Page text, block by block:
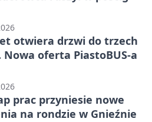
otwiera drzwi do trzech
Nowa oferta PiastoBUS-a
prac przyniesie nowe
na rondzie w Gnieźnie